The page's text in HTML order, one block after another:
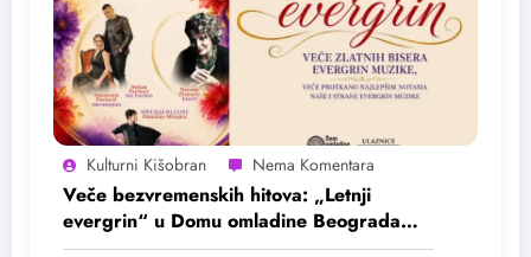
Kulturni Kišobran
Veče bezvremenskih hitova: „Letnji
evergrin“ u Domu omladine Beograda
25. juna